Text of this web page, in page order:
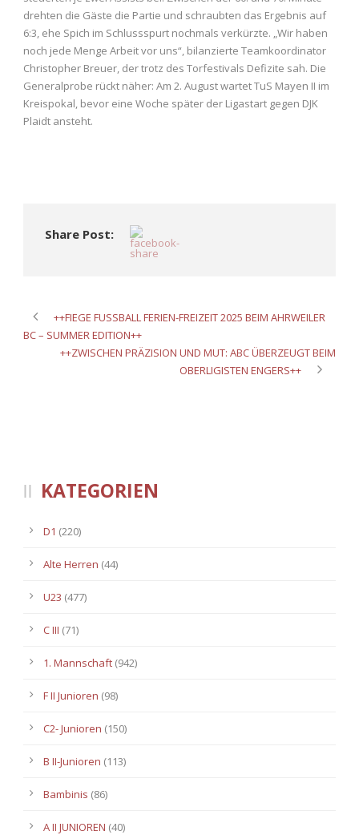
drehten die Gäste die Partie und schraubten das Ergebnis auf
6:3, ehe Spich im Schlussspurt nochmals verkürzte. „Wir haben
noch jede Menge Arbeit vor uns“, bilanzierte Teamkoordinator
Christopher Breuer, der trotz des Torfestivals Defizite sah. Die
Generalprobe rückt näher: Am 2. August wartet TuS Mayen II im
Kreispokal, bevor eine Woche später der Ligastart gegen DJK
Plaidt ansteht.
Share Post:
++FIEGE FUSSBALL FERIEN-FREIZEIT 2025 BEIM AHRWEILER
BC – SUMMER EDITION++
++ZWISCHEN PRÄZISION UND MUT: ABC ÜBERZEUGT BEIM
OBERLIGISTEN ENGERS++
KATEGORIEN
D1 (220)
Alte Herren (44)
U23 (477)
C III (71)
1. Mannschaft (942)
F II Junioren (98)
C2- Junioren (150)
B II-Junioren (113)
Bambinis (86)
A II JUNIOREN (40)